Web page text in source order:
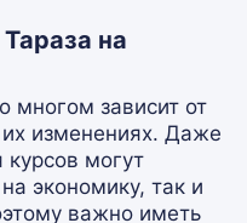
на
многом зависит от
изменениях. Даже
курсов могут
экономику, так и
важно иметь